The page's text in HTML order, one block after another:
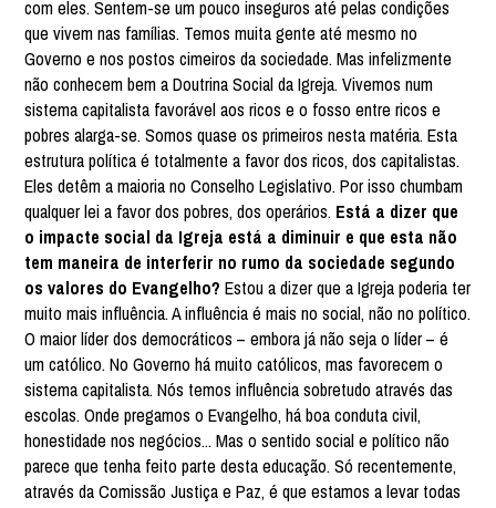
com eles. Sentem-se um pouco inseguros até pelas condições
que vivem nas famílias. Temos muita gente até mesmo no
Governo e nos postos cimeiros da sociedade. Mas infelizmente
não conhecem bem a Doutrina Social da Igreja. Vivemos num
sistema capitalista favorável aos ricos e o fosso entre ricos e
pobres alarga-se. Somos quase os primeiros nesta matéria. Esta
estrutura política é totalmente a favor dos ricos, dos capitalistas.
Eles detêm a maioria no Conselho Legislativo. Por isso chumbam
qualquer lei a favor dos pobres, dos operários. Está a dizer que
o impacte social da Igreja está a diminuir e que esta não
tem maneira de interferir no rumo da sociedade segundo
os valores do Evangelho?Estou a dizer que a Igreja poderia ter
muito mais influência. A influência é mais no social, não no político.
O maior líder dos democráticos – embora já não seja o líder – é
um católico. No Governo há muito católicos, mas favorecem o
sistema capitalista. Nós temos influência sobretudo através das
escolas. Onde pregamos o Evangelho, há boa conduta civil,
honestidade nos negócios... Mas o sentido social e político não
parece que tenha feito parte desta educação. Só recentemente,
através da Comissão Justiça e Paz, é que estamos a levar todas